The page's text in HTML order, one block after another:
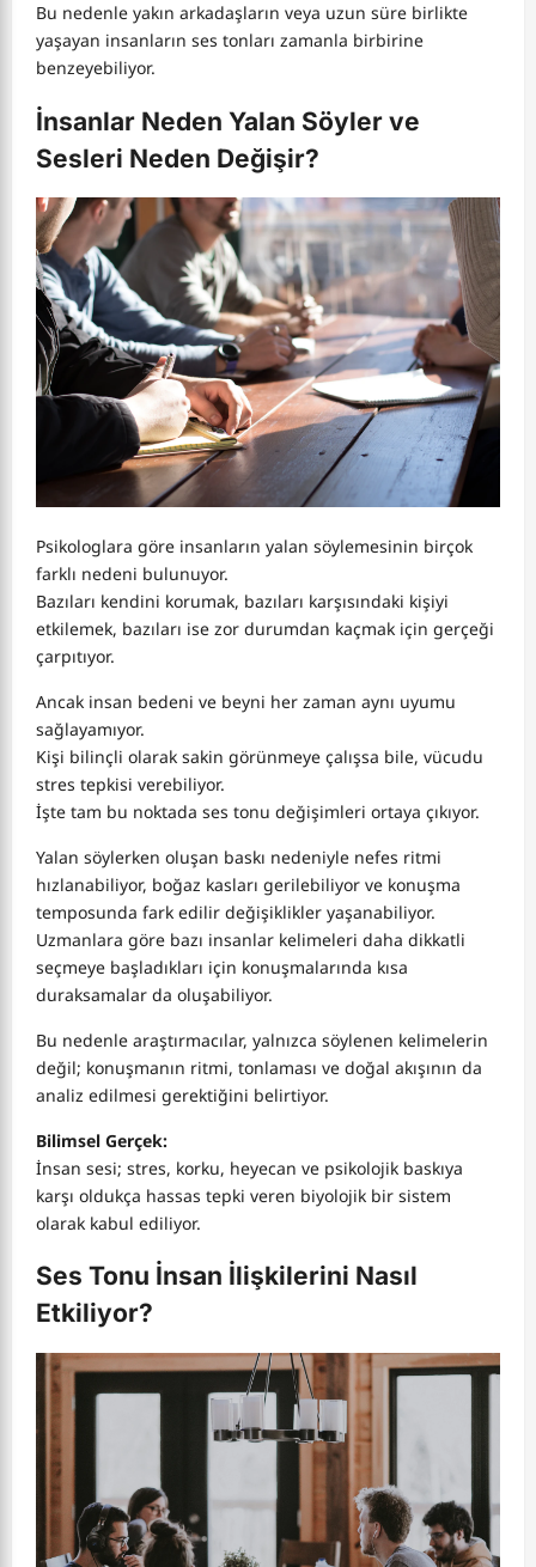
Bu nedenle yakın arkadaşların veya uzun süre birlikte
yaşayan insanların ses tonları zamanla birbirine
benzeyebiliyor.
İnsanlar Neden Yalan Söyler ve
Sesleri Neden Değişir?
Psikologlara göre insanların yalan söylemesinin birçok
farklı nedeni bulunuyor.
Bazıları kendini korumak, bazıları karşısındaki kişiyi
etkilemek, bazıları ise zor durumdan kaçmak için gerçeği
çarpıtıyor.
Ancak insan bedeni ve beyni her zaman aynı uyumu
sağlayamıyor.
Kişi bilinçli olarak sakin görünmeye çalışsa bile, vücudu
stres tepkisi verebiliyor.
İşte tam bu noktada ses tonu değişimleri ortaya çıkıyor.
Yalan söylerken oluşan baskı nedeniyle nefes ritmi
hızlanabiliyor, boğaz kasları gerilebiliyor ve konuşma
temposunda fark edilir değişiklikler yaşanabiliyor.
Uzmanlara göre bazı insanlar kelimeleri daha dikkatli
seçmeye başladıkları için konuşmalarında kısa
duraksamalar da oluşabiliyor.
Bu nedenle araştırmacılar, yalnızca söylenen kelimelerin
değil; konuşmanın ritmi, tonlaması ve doğal akışının da
analiz edilmesi gerektiğini belirtiyor.
Bilimsel Gerçek:
İnsan sesi; stres, korku, heyecan ve psikolojik baskıya
karşı oldukça hassas tepki veren biyolojik bir sistem
olarak kabul ediliyor.
Ses Tonu İnsan İlişkilerini Nasıl
Etkiliyor?